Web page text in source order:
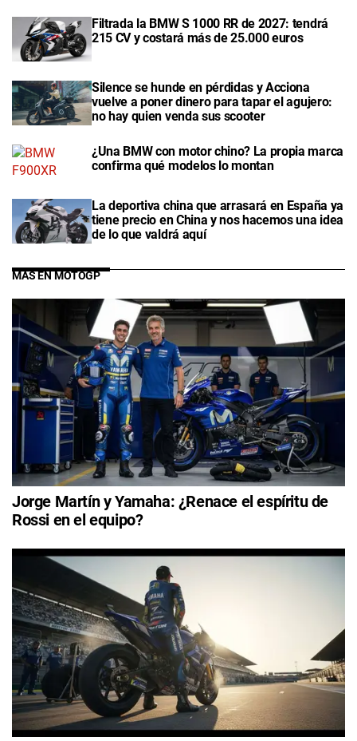
Filtrada la BMW S 1000 RR de 2027: tendrá
215 CV y costará más de 25.000 euros
Silence se hunde en pérdidas y Acciona
vuelve a poner dinero para tapar el agujero:
no hay quien venda sus scooter
¿Una BMW con motor chino? La propia marca
confirma qué modelos lo montan
La deportiva china que arrasará en España ya
tiene precio en China y nos hacemos una idea
de lo que valdrá aquí
MÁS EN MOTOGP
Jorge Martín y Yamaha: ¿Renace el espíritu de
Rossi en el equipo?